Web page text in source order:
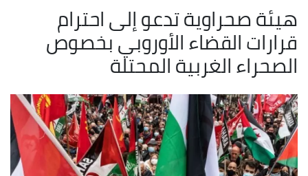
هيئة صحراوية تدعو إلى احترام
قرارات القضاء الأوروبي بخصوص
الصحراء الغربية المحتلة